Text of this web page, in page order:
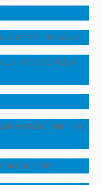
VE SESLI DOSYALAR
KİTAPLAR, MEDYA,
ve KİLİSE TARİHİNİN
SUPPORT